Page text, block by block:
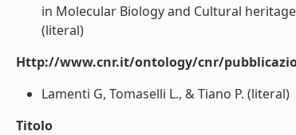
in Molecular Biology and Cultural
(literal)
Http://www.cnr.it/ontology/cnr/
Lamenti G, Tomaselli L., & Tiano P. (literal)
Titolo